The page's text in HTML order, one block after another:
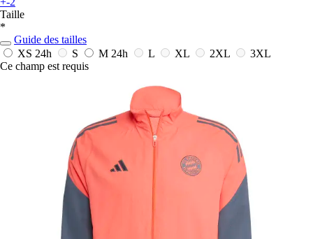
Taille
*
Guide des tailles
XS 24h S M 24h L XL 2XL
3XL
Ce champ est requis